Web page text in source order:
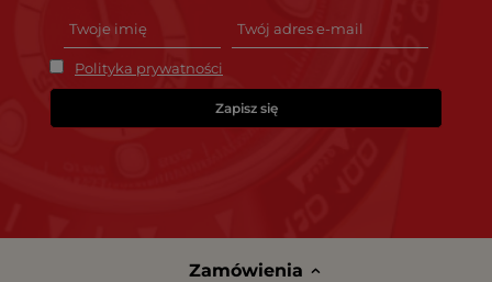
Polityka prywatności
Zapisz się
Zamówienia